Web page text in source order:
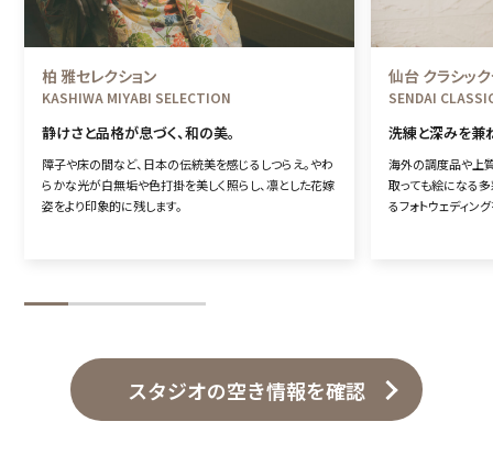
柏 雅セレクション
KASHIWA MIYABI SELECTION
静けさと品格が息づく、和の美。
障子や床の間など、日本の伝統美を感じるしつらえ。やわ
らかな光が白無垢や色打掛を美しく照らし、凛とした花嫁
姿をより印象的に残します。
仙台 クラシッ
SENDAI
洗練と深みを兼
海外の調度品や上
取っても絵になる
るフォトウェディン
スタジオの空き情報を確認